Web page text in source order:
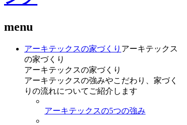
menu
アーキテックスの家づくり アーキテックス
の家づくり
アーキテックスの家づくり
アーキテックスの強みやこだわり、家づく
りの流れについてご紹介します
アーキテックスの5つの強み